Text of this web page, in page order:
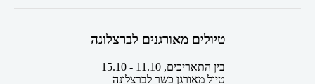
טיולים מאורגנים לברצלונה
בין התאריכים, -
15.10
טיול מאורגן כשר לברצלונה